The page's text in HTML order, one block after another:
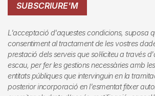
SUBSCRIURE'M
L'acceptació d'aquestes condicions, suposa
consentiment al tractament de les vostres
prestació dels serveis que sol·liciteu a través
escau, per fer les gestions necessàries amb
entitats públiques que intervinguin en la
posterior incorporació en l'esmentat fitxer